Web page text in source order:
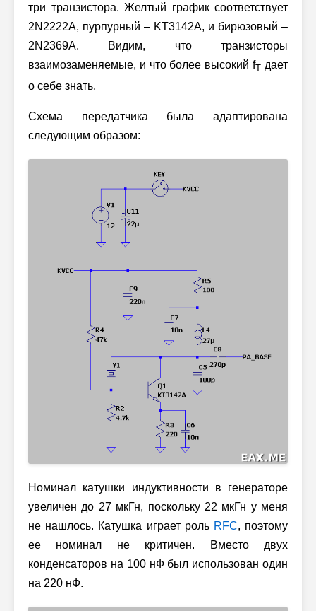
три транзистора. Желтый график соответствует
2N2222A, пурпурный – KT3142A, и бирюзовый –
2N2369A. Видим, что транзисторы
взаимозаменяемые, и что более высокий fT дает
о себе знать.
Схема передатчика была адаптирована
следующим образом:
Номинал катушки индуктивности в генераторе
увеличен до 27 мкГн, поскольку 22 мкГн у меня
не нашлось. Катушка играет роль RFC, поэтому
ее номинал не критичен. Вместо двух
конденсаторов на 100 нФ был использован один
на 220 нФ.